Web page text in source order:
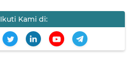
Ikuti Kami di: